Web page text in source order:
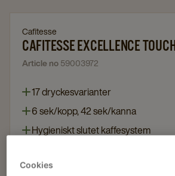
Cafitesse
CAFITESSE EXCELLENCE
Article no59003972
17 dryckesvarianter
6 sek/kopp, 42 sek/kanna
Hygieniskt slutet kaffesystem
Cookies